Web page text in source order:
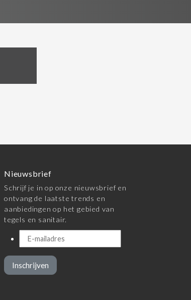
Nieuwsbrief
Schrijf je in op onze nieuwsbrief en
ontvang de laatste trends en
aanbiedingen op het gebied van
tegels en sanitair.
Inschrijven